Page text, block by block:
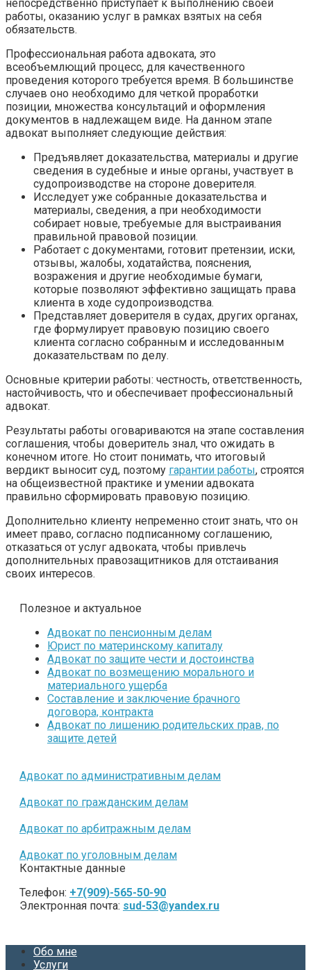
непосредственно приступает к выполнению своей
работы, оказанию услуг в рамках взятых на себя
обязательств.
Профессиональная работа адвоката, это
всеобъемлющий процесс, для качественного
проведения которого требуется время. В большинстве
случаев оно необходимо для четкой проработки
позиции, множества консультаций и оформления
документов в надлежащем виде. На данном этапе
адвокат выполняет следующие действия:
Предъявляет доказательства, материалы и другие
сведения в судебные и иные органы, участвует в
судопроизводстве на стороне доверителя.
Исследует уже собранные доказательства и
материалы, сведения, а при необходимости
собирает новые, требуемые для выстраивания
правильной правовой позиции.
Работает с документами, готовит претензии, иски,
отзывы, жалобы, ходатайства, пояснения,
возражения и другие необходимые бумаги,
которые позволяют эффективно защищать права
клиента в ходе судопроизводства.
Представляет доверителя в судах, других органах,
где формулирует правовую позицию своего
клиента согласно собранным и исследованным
доказательствам по делу.
Основные критерии работы: честность, ответственность,
настойчивость, что и обеспечивает профессиональный
адвокат.
Результаты работы оговариваются на этапе составления
соглашения, чтобы доверитель знал, что ожидать в
конечном итоге. Но стоит понимать, что итоговый
вердикт выносит суд, поэтому гарантии работы, строятся
на общеизвестной практике и умении адвоката
правильно сформировать правовую позицию.
Дополнительно клиенту непременно стоит знать, что он
имеет право, согласно подписанному соглашению,
отказаться от услуг адвоката, чтобы привлечь
дополнительных правозащитников для отстаивания
своих интересов.
Полезное и актуальное
Адвокат по пенсионным делам
Юрист по материнскому капиталу
Адвокат по защите чести и достоинства
Адвокат по возмещению морального и
материального ущерба
Составление и заключение брачного
договора, контракта
Адвокат по лишению родительских прав, по
защите детей
Адвокат по административным делам
Адвокат по гражданским делам
Адвокат по арбитражным делам
Адвокат по уголовным делам
Контактные данные
Телефон: +7(909)-565-50-90
Электронная почта: sud-53@yandex.ru
Обо мне
Услуги